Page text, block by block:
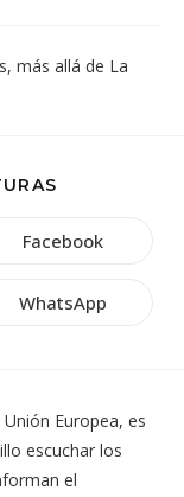
CONTENIDO
Se
una
nueva
Facebook
Se
WhatsApp
Europea, es
escuchar los
el